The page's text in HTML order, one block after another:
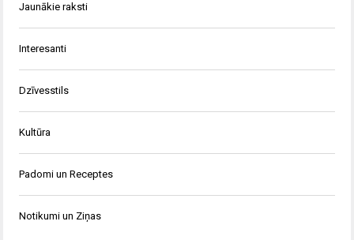
Jaunākie raksti
Interesanti
Dzīvesstils
Kultūra
Padomi un Receptes
Notikumi un Ziņas